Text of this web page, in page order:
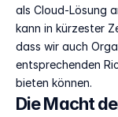
als Cloud-Lösung
kann in kürzester
dass wir auch
entsprechenden
bieten können.
Die Macht